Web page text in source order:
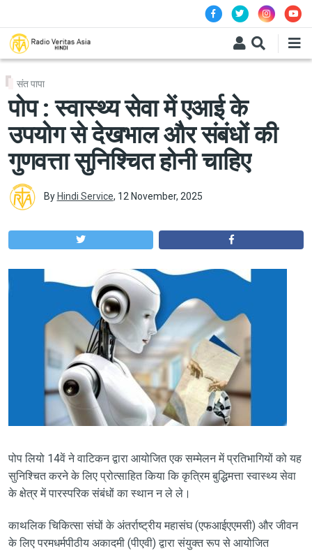
संत पापा
पोप : स्वास्थ्य सेवा में एआई के
उपयोग से देखभाल और संबंधों की
गुणवत्ता सुनिश्चित होनी चाहिए
By Hindi Service, 12 November, 2025
पोप लियो 14वें ने वाटिकन द्वारा आयोजित एक सम्मेलन में प्रतिभागियों को यह
सुनिश्चित करने के लिए प्रोत्साहित किया कि कृत्रिम बुद्धिमत्ता स्वास्थ्य सेवा
के क्षेत्र में पारस्परिक संबंधों का स्थान न ले ले।
काथलिक चिकित्सा संघों के अंतर्राष्ट्रीय महासंघ (एफआईएएमसी) और जीवन
के लिए परमधर्मपीठीय अकादमी (पीएवी) द्वारा संयुक्त रूप से आयोजित